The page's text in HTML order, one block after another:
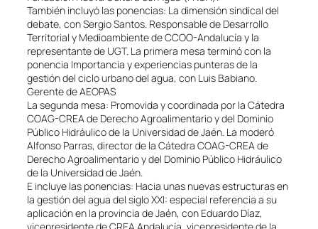
También incluyó las ponencias: La dimensión sindical del
debate, con Sergio Santos. Responsable de Desarrollo
Territorial y Medioambiente de CCOO-Andalucía y la
representante de UGT. La primera mesa terminó con la
ponencia Importancia y experiencias punteras de la
gestión del ciclo urbano del agua, con Luis Babiano.
Gerente de AEOPAS
La segunda mesa: Promovida y coordinada por la Cátedra
COAG-CREA de Derecho Agroalimentario y del Dominio
Público Hidráulico de la Universidad de Jaén. La moderó
Alfonso Parras, director de la Cátedra COAG-CREA de
Derecho Agroalimentario y del Dominio Público Hidráulico
de la Universidad de Jaén.
E incluye las ponencias: Hacia unas nuevas estructuras en
la gestión del agua del siglo XXI: especial referencia a su
aplicación en la provincia de Jaén, con Eduardo Díaz,